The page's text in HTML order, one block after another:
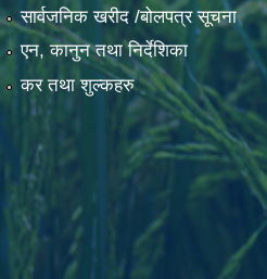
सार्वजनिक खरीद /बोलपत्र सूचना
एन, कानुन तथा निर्देशिका
कर तथा शुल्कहरु